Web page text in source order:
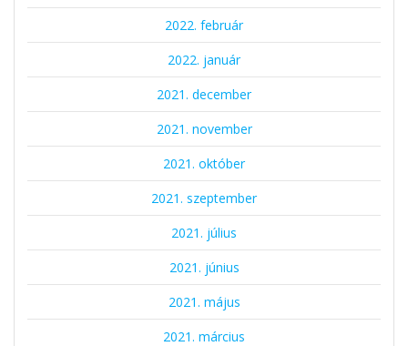
2022. február
2022. január
2021. december
2021. november
2021. október
2021. szeptember
2021. július
2021. június
2021. május
2021. március